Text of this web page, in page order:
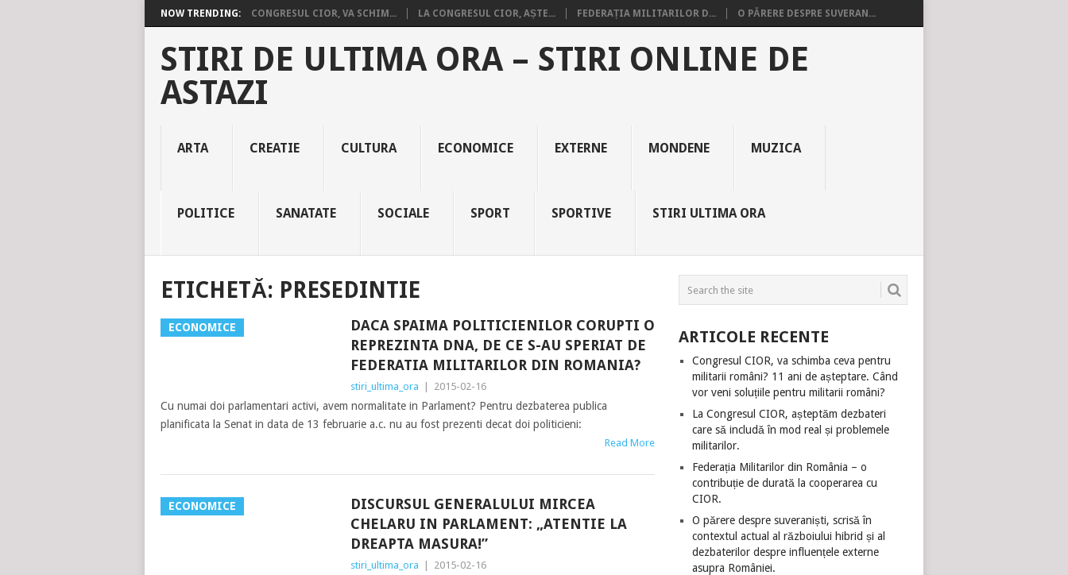
NOW TRENDING: CONGRESUL CIOR, VA SCHIM... LA CONGRESUL CIOR, AȘTE... FEDERAȚIA MILITARILOR D... O PĂRERE DESPRE SUVERAN...
STIRI DE ULTIMA ORA – STIRI ONLINE DE
ASTAZI
ARTA CREATIE CULTURA ECONOMICE EXTERNE MONDENE MUZICA
POLITICE SANATATE SOCIALE SPORT SPORTIVE STIRI ULTIMA ORA
ETICHETĂ: PRESEDINTIE
ECONOMICE
DACA SPAIMA POLITICIENILOR CORUPTI O
REPREZINTA DNA, DE CE S-AU SPERIAT DE
FEDERATIA MILITARILOR DIN ROMANIA?
stiri_ultima_ora 2015-02-16
Cu numai doi parlamentari activi, avem normalitate in Parlament? Pentru dezbaterea publica
planificata la Senat in data de 13 februarie a.c. nu au fost prezenti decat doi politicieni:
Read More
ECONOMICE
DISCURSUL GENERALULUI MIRCEA
CHELARU IN PARLAMENT: „ATENTIE LA
DREAPTA MASURA!”
stiri_ultima_ora 2015-02-16
ARTICOLE RECENTE
Congresul CIOR, va schimba ceva pentru
militarii români? 11 ani de așteptare. Când
vor veni soluțiile pentru militarii români?
La Congresul CIOR, așteptăm dezbateri
care să includă în mod real și problemele
militarilor.
Federația Militarilor din România – o
contribuție de durată la cooperarea cu
CIOR.
O părere despre suveraniști, scrisă în
contextul actual al războiului hibrid și al
dezbaterilor despre influențele externe
asupra României.